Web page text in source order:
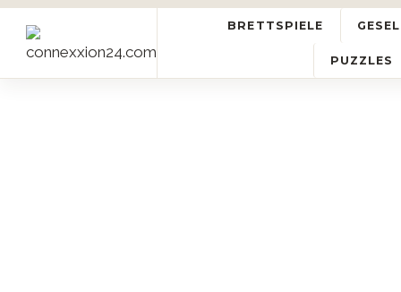
BRETTSPIELE
PUZZLES